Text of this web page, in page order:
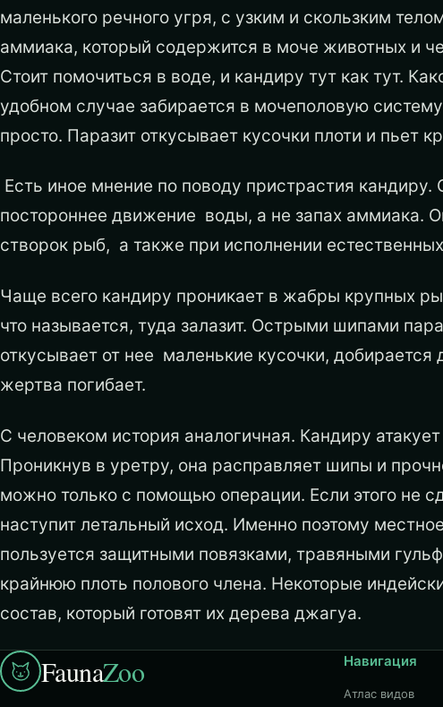
маленького речного угря, с узким и скользким
аммиака, который содержится в моче животных и
Стоит помочиться в воде, и кандиру тут как тут.
удобном случае забирается в мочеполовую
просто. Паразит откусывает кусочки плоти и пьет
Есть иное мнение по поводу пристрастия кандиру.
постороннее движение воды, а не запах аммиака.
створок рыб, а также при исполнении
Чаще всего кандиру проникает в жабры крупных
что называется, туда залазит. Острыми шипами
откусывает от нее маленькие кусочки,
жертва погибает.
С человеком история аналогичная. Кандиру
Проникнув в уретру, она расправляет шипы и
можно только с помощью операции. Если этого не
наступит летальный исход. Именно поэтому
пользуется защитными повязками, травяными
крайнюю плоть полового члена. Некоторые
состав, который готовят их дерева джагуа.
FaunaZoo Навигация
Атлас видов